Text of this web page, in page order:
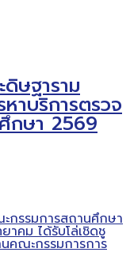
ดิษฐาราม
าบริการตรวจ
กษา 2569